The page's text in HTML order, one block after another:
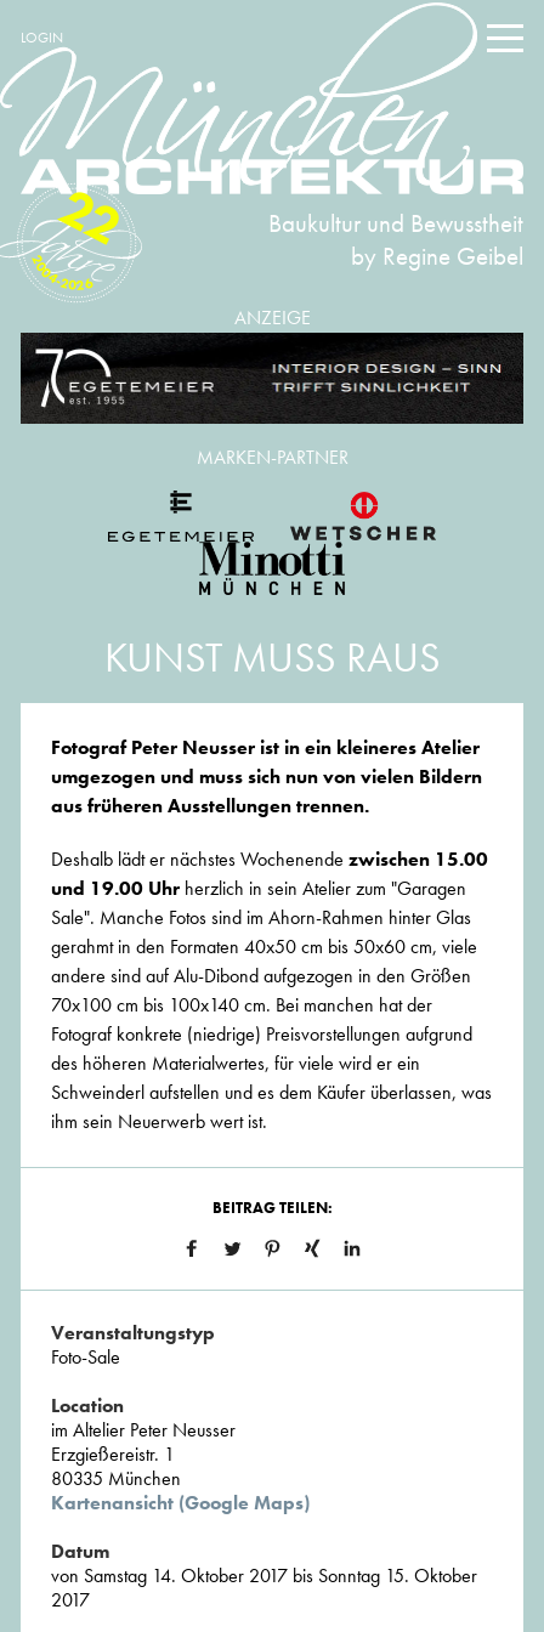
LOGIN
Baukultur und Bewusstheit
by Regine Geibel
2004-2026
22
ANZEIGE
KUNST MUSS RAUS
Fotograf Peter Neusser ist in ein kleineres Atelier
umgezogen und muss sich nun von vielen Bildern
aus früheren Ausstellungen trennen.
Deshalb lädt er nächstes Wochenende zwischen 15.00
und 19.00 Uhr herzlich in sein Atelier zum "Garagen
Sale". Manche Fotos sind im Ahorn-Rahmen hinter Glas
gerahmt in den Formaten 40x50 cm bis 50x60 cm, viele
andere sind auf Alu-Dibond aufgezogen in den Größen
70x100 cm bis 100x140 cm. Bei manchen hat der
Fotograf konkrete (niedrige) Preisvorstellungen aufgrund
des höheren Materialwertes, für viele wird er ein
Schweinderl aufstellen und es dem Käufer überlassen, was
ihm sein Neuerwerb wert ist.
BEITRAG TEILEN:
Veranstaltungstyp
Foto-Sale
Location
im Altelier Peter Neusser
Erzgießereistr. 1
80335 München
Kartenansicht (Google Maps)
Datum
von Samstag 14. Oktober 2017 bis Sonntag 15. Oktober
2017